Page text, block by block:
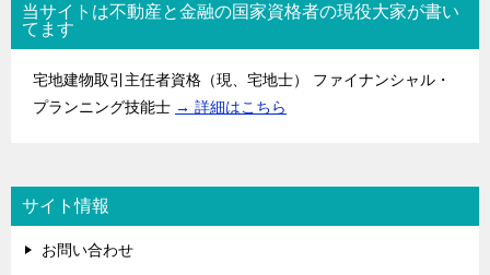
当サイトは不動産と金融の国家資格者の現役大家が書い
てます
宅地建物取引主任者資格（現、宅地士） ファイナンシャル・
プランニング技能士 → 詳細はこちら
サイト情報
お問い合わせ